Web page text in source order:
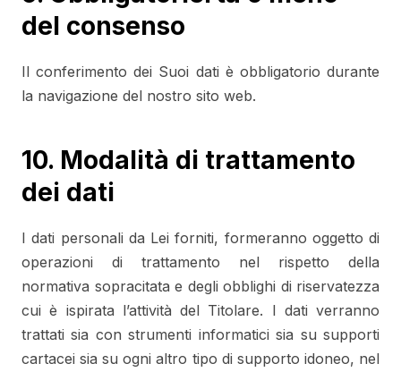
del consenso
Il conferimento dei Suoi dati è obbligatorio durante
la navigazione del nostro sito web.
10. Modalità di trattamento
dei dati
I dati personali da Lei forniti, formeranno oggetto di
operazioni di trattamento nel rispetto della
normativa sopracitata e degli obblighi di riservatezza
cui è ispirata l’attività del Titolare. I dati verranno
trattati sia con strumenti informatici sia su supporti
cartacei sia su ogni altro tipo di supporto idoneo, nel